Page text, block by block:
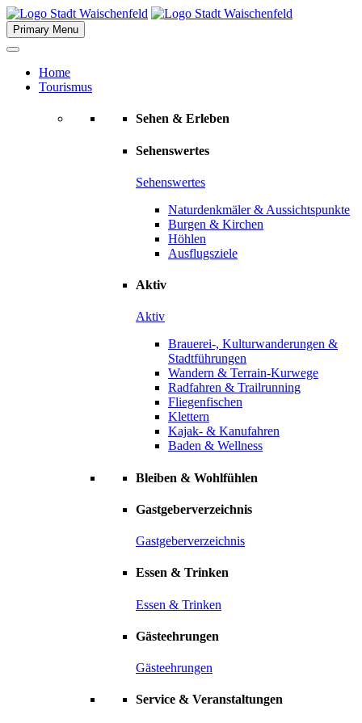
Skip
to
content
Primary Menu
Home
Tourismus
Sehen & Erleben
Sehenswertes
Sehenswertes
Naturdenkmäler & Aussichtspunkte
Burgen & Kirchen
Höhlen
Ausflugsziele
Aktiv
Aktiv
Brauerei-, Kulturwanderungen &
Stadtführungen
Wandern & Terrain-Kurwege
Radfahren & Trailrunning
Fliegenfischen
Klettern
Kajak- & Kanufahren
Baden & Wellness
Bleiben & Wohlfühlen
Gastgeberverzeichnis
Gastgeberverzeichnis
Essen & Trinken
Essen & Trinken
Gästeehrungen
Gästeehrungen
Service & Veranstaltungen